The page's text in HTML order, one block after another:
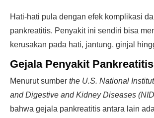
Hati-hati pula dengan efek komplikasi
pankreatitis. Penyakit ini sendiri bisa
kerusakan pada hati, jantung, ginjal
Gejala Penyakit Pankreatitis
Menurut sumber the U.S. National
and Digestive and Kidney Diseases
bahwa gejala pankreatitis antara lain